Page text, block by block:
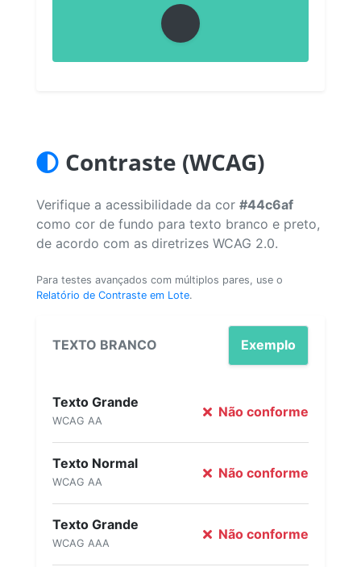
Contraste (WCAG)
Verifique a acessibilidade da cor #44c6af
como cor de fundo para texto branco e preto,
de acordo com as diretrizes WCAG 2.0.
Para testes avançados com múltiplos pares, use o
Relatório de Contraste em Lote.
TEXTO BRANCO Exemplo
Texto Grande
WCAG AA
Não conforme
Texto Normal
WCAG AA
Não conforme
Texto Grande
WCAG AAA
Não conforme